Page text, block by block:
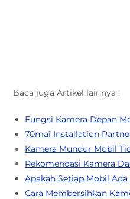
Baca juga Artikel lainnya :
Fungsi Kamera Depan
70mai Installation
Kamera Mundur Mobil
Rekomendasi Kamera
Apakah Setiap Mobil
Cara Membersihkan